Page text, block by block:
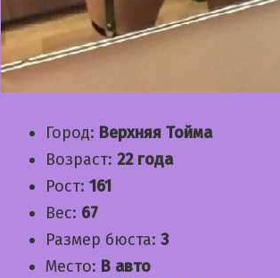
Город: Верхняя Тойма
Возраст: 22 года
Рост: 161
Вес: 67
Размер бюста: 3
Место: В авто